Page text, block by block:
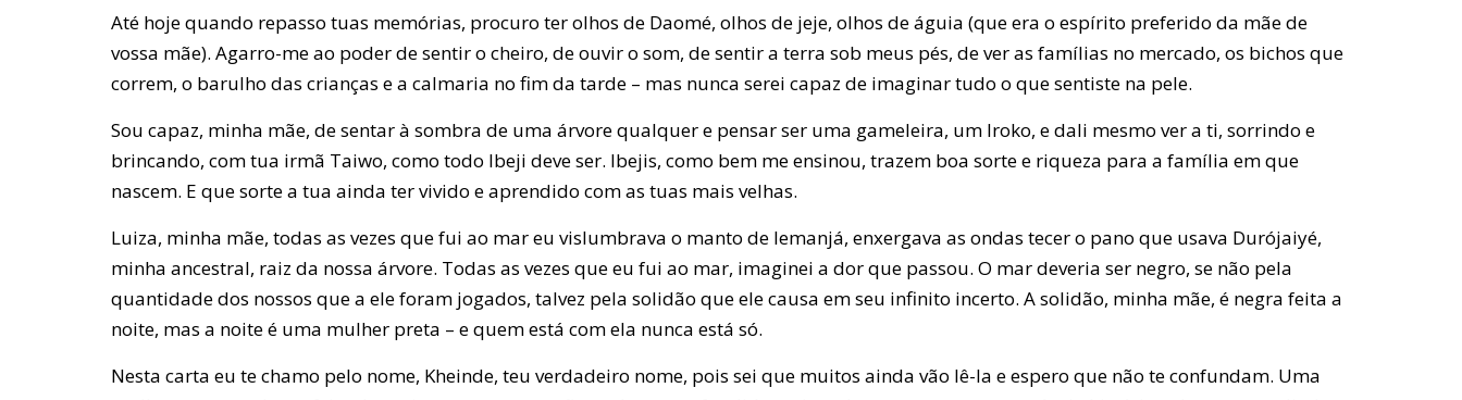
Até hoje quando repasso tuas memórias, procuro ter olhos de Daomé, olhos de jeje, olhos de águia (que era o espírito preferido da mãe de
vossa mãe). Agarro-me ao poder de sentir o cheiro, de ouvir o som, de sentir a terra sob meus pés, de ver as famílias no mercado, os bichos que
correm, o barulho das crianças e a calmaria no fim da tarde – mas nunca serei capaz de imaginar tudo o que sentiste na pele.
Sou capaz, minha mãe, de sentar à sombra de uma árvore qualquer e pensar ser uma gameleira, um Iroko, e dali mesmo ver a ti, sorrindo e
brincando, com tua irmã Taiwo, como todo Ibeji deve ser. Ibejis, como bem me ensinou, trazem boa sorte e riqueza para a família em que
nascem. E que sorte a tua ainda ter vivido e aprendido com as tuas mais velhas.
Luiza, minha mãe, todas as vezes que fui ao mar eu vislumbrava o manto de Iemanjá, enxergava as ondas tecer o pano que usava Durójaiyé,
minha ancestral, raiz da nossa árvore. Todas as vezes que eu fui ao mar, imaginei a dor que passou. O mar deveria ser negro, se não pela
quantidade dos nossos que a ele foram jogados, talvez pela solidão que ele causa em seu infinito incerto. A solidão, minha mãe, é negra feita a
noite, mas a noite é uma mulher preta – e quem está com ela nunca está só.
Nesta carta eu te chamo pelo nome, Kheinde, teu verdadeiro nome, pois sei que muitos ainda vão lê-la e espero que não te confundam. Uma